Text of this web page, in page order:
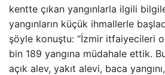
kentte çıkan yangınlarla ilgili
yangınların küçük ihmallerle
şöyle konuştu: “İzmir itfaiyecileri
bin 189 yangına müdahale ettik.
açık alev, yakıt alevi, baca